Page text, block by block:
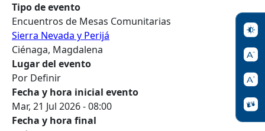
Tipo de evento
Encuentros de Mesas Comunitarias
Sierra Nevada y Perijá
Ciénaga, Magdalena
Lugar del evento
Por Definir
Fecha y hora inicial evento
Mar, 21 Jul 2026 - 08:00
Fecha y hora final